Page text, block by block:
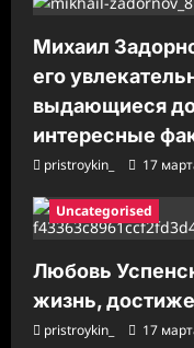
Михаил
его
выдающиеся
интересные
pristroykin_ 17
Uncategorised
Любовь
жизнь,
pristroykin_ 17